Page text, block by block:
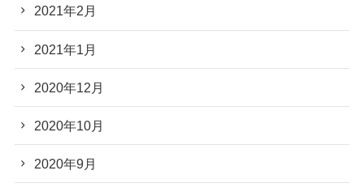
2021年2月
2021年1月
2020年12月
2020年10月
2020年9月